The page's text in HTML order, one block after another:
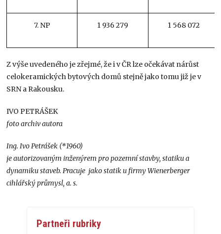
7. NP 1 936 279 1 568 072
Z výše uvedeného je zřejmé, že i v ČR lze očekávat nárůst
celokeramických bytových domů stejně jako tomu již je v
SRN a Rakousku.
IVO PETRÁŠEK
foto archiv autora
Ing. Ivo Petrášek (*1960)
je autorizovaným inženýrem pro pozemní stavby, statiku a
dynamiku staveb. Pracuje jako statik u firmy Wienerberger
cihlářský průmysl, a. s.
Partneři rubriky